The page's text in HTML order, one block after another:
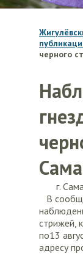
черного
г.
В
стрижей,
по13
адресу